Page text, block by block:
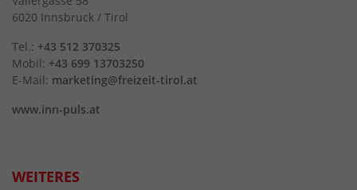
6020 Innsbruck / Tirol
Tel.: +43 512 370325
Mobil: +43 699 13703250
E-Mail: marketing@freizeit-tirol.at
www.inn-puls.at
WEITERES